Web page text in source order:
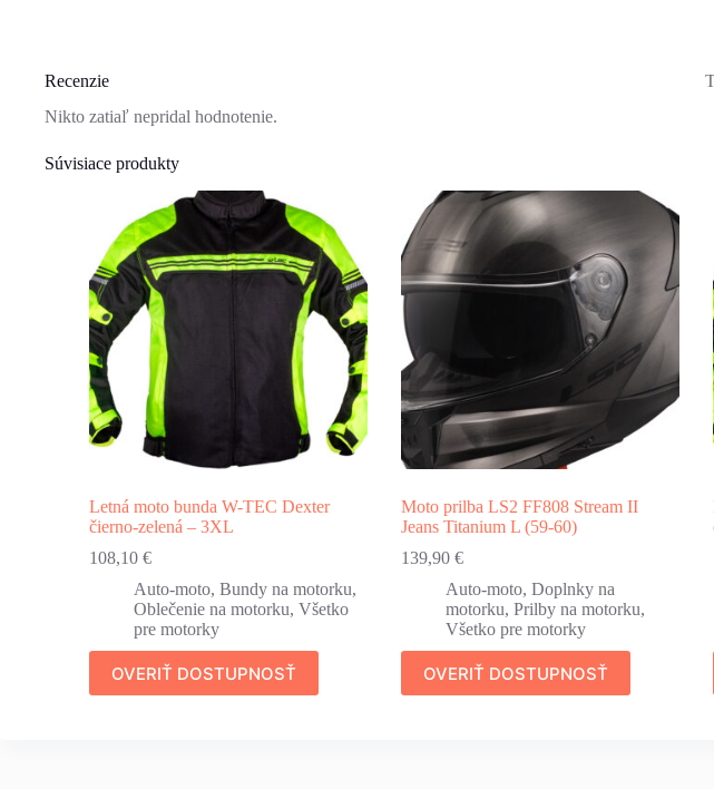
Recenzie
Nikto zatiaľ nepridal hodnotenie.
Súvisiace produkty
Letná moto bunda W-TEC Dexter
čierno-zelená – 3XL
108,10 €
Auto-moto, Bundy na motorku,
Oblečenie na motorku, Všetko
pre motorky
OVERIŤ DOSTUPNOSŤ
Moto prilba LS2 FF808 Stream II
Jeans Titanium L (59-60)
139,90 €
Auto-moto, Doplnky na
motorku, Prilby na motorku,
Všetko pre motorky
OVERIŤ DOSTUPNOSŤ